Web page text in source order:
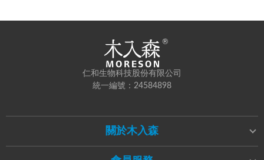
仁和生物科技股份有限公司
統一編號：24584898
關於木入森